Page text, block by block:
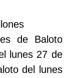
de Baloto
lunes 27 de
del lunes